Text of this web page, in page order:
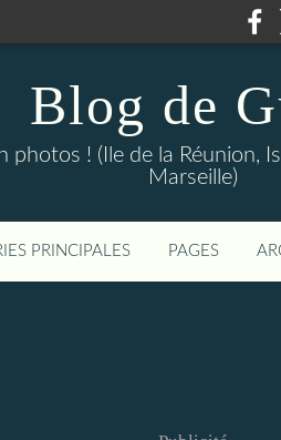
Blog de
photos ! (Ile de la Réunion,
Marseille)
PRINCIPALES PAGES